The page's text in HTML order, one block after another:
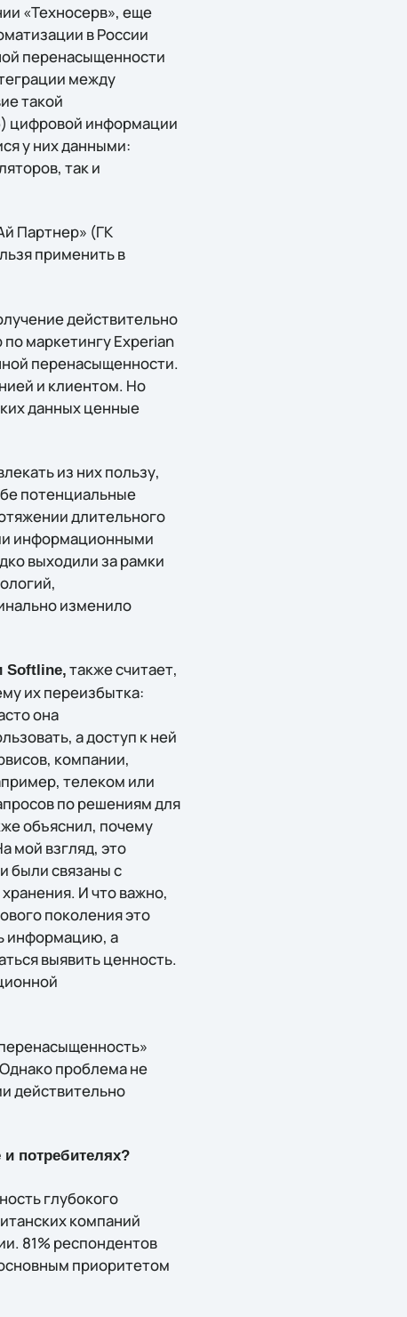
«Техносерв», еще
в России
перенасыщенности
между
такой
цифровой информации
у них данными:
так и
Партнер» (ГК
применить в
действительно
маркетингу Experian
перенасыщенности.
и клиентом. Но
данных ценные
из них пользу,
потенциальные
длительного
информационными
выходили за рамки
изменило
Softline, также считает,
их переизбытка:
она
а доступ к ней
компании,
телеком или
по решениям для
объяснил, почему
мой взгляд, это
были связаны с
И что важно,
поколения это
информацию, а
выявить ценность.
проблема не
действительно
потребителях?
глубокого
компаний
81% респондентов
приоритетом